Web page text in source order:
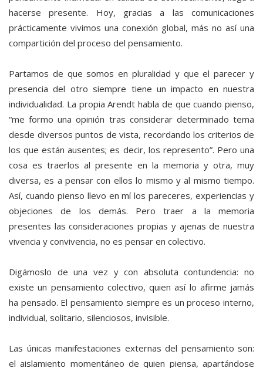
hacerse presente. Hoy, gracias a las comunicaciones
prácticamente vivimos una conexión global, más no así una
compartición del proceso del pensamiento.
Partamos de que somos en pluralidad y que el parecer y
presencia del otro siempre tiene un impacto en nuestra
individualidad. La propia Arendt habla de que cuando pienso,
“me formo una opinión tras considerar determinado tema
desde diversos puntos de vista, recordando los criterios de
los que están ausentes; es decir, los represento”. Pero una
cosa es traerlos al presente en la memoria y otra, muy
diversa, es a pensar con ellos lo mismo y al mismo tiempo.
Así, cuando pienso llevo en mí los pareceres, experiencias y
objeciones de los demás. Pero traer a la memoria
presentes las consideraciones propias y ajenas de nuestra
vivencia y convivencia, no es pensar en colectivo.
Digámoslo de una vez y con absoluta contundencia: no
existe un pensamiento colectivo, quien así lo afirme jamás
ha pensado. El pensamiento siempre es un proceso interno,
individual, solitario, silenciosos, invisible.
Las únicas manifestaciones externas del pensamiento son:
el aislamiento momentáneo de quien piensa, apartándose